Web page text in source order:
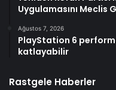
Uygulamasını Meclis
Ağustos 7, 2026
PlayStation 6
katlayabilir
Rastgele Haberler